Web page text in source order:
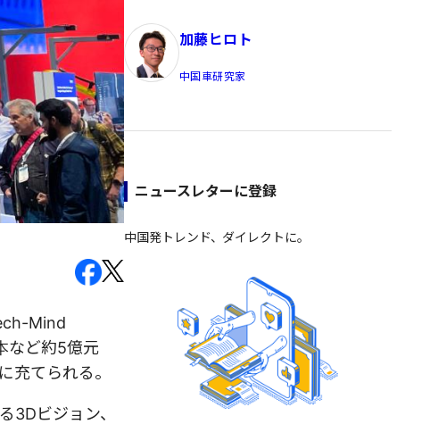
Mind
など約5億元
充てられる。
3Dビジョン、
加藤ヒロト
中国車研究家
ニュースレターに登録
中国発トレンド、ダイレクトに。